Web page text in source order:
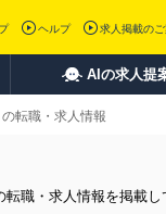
ヘルプ 求人掲載のご
AIの求人提
転職・求人情報
職・求人情報を掲載し